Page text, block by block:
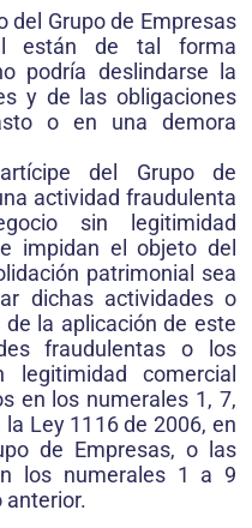
del Grupo de Empresas
están de tal forma
podría deslindarse la
y de las obligaciones
o en una demora
del Grupo de
actividad fraudulenta
sin legitimidad
impidan el objeto del
patrimonial sea
dichas actividades o
la aplicación de este
fraudulentas o los
comercial
en los numerales 1, 7,
Ley 1116 de 2006, en
de Empresas, o las
los numerales 1 a 9
anterior.